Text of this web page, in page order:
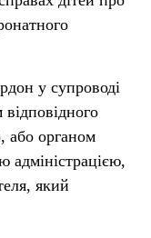
у супроводі
або органом
адміністрацією,
який